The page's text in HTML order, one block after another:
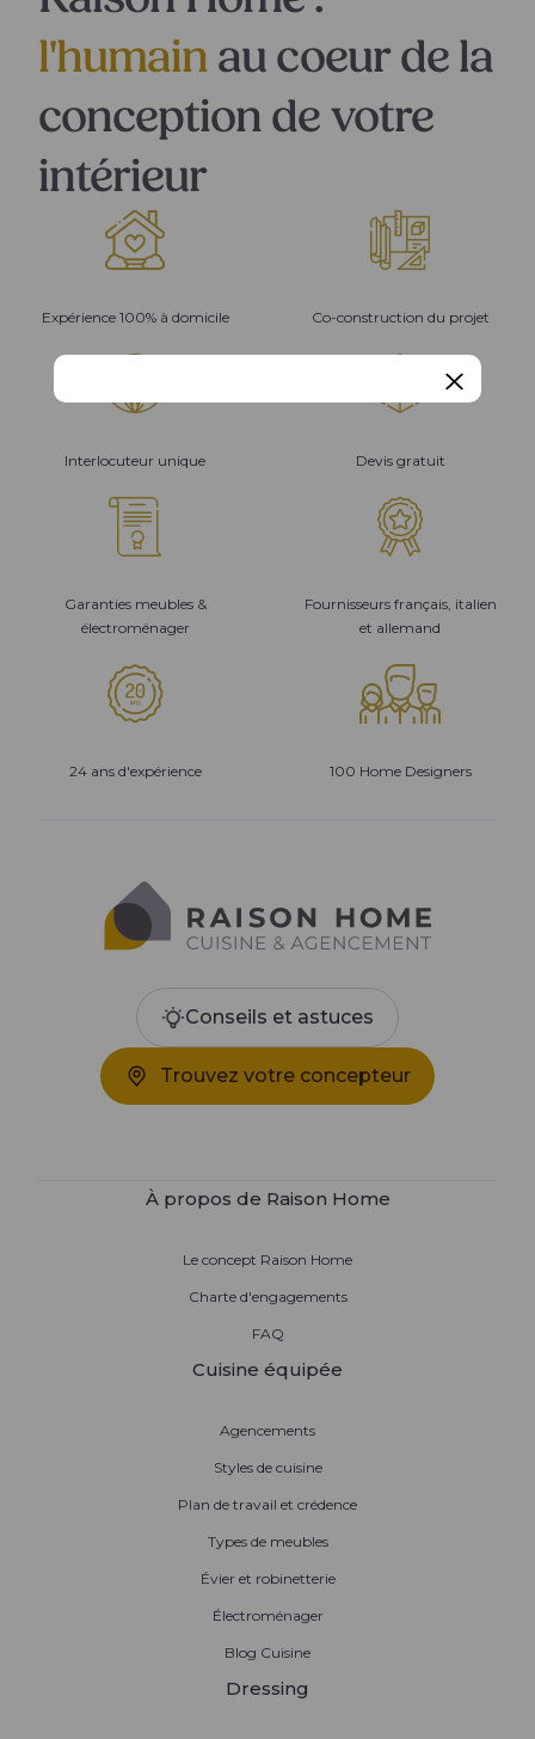
l'humain au coeur de la
conception de votre
intérieur
Expérience 100% à domicile Co-construction du projet
Interlocuteur unique Devis gratuit
Garanties meubles &
électroménager
Fournisseurs français, italien
et allemand
24 ans d'expérience 100 Home Designers
Conseils et astuces
Trouvez votre concepteur
À propos de Raison Home
Le concept Raison Home
Charte d'engagements
FAQ
Cuisine équipée
Agencements
Styles de cuisine
Plan de travail et crédence
Types de meubles
Évier et robinetterie
Électroménager
Blog Cuisine
Dressing